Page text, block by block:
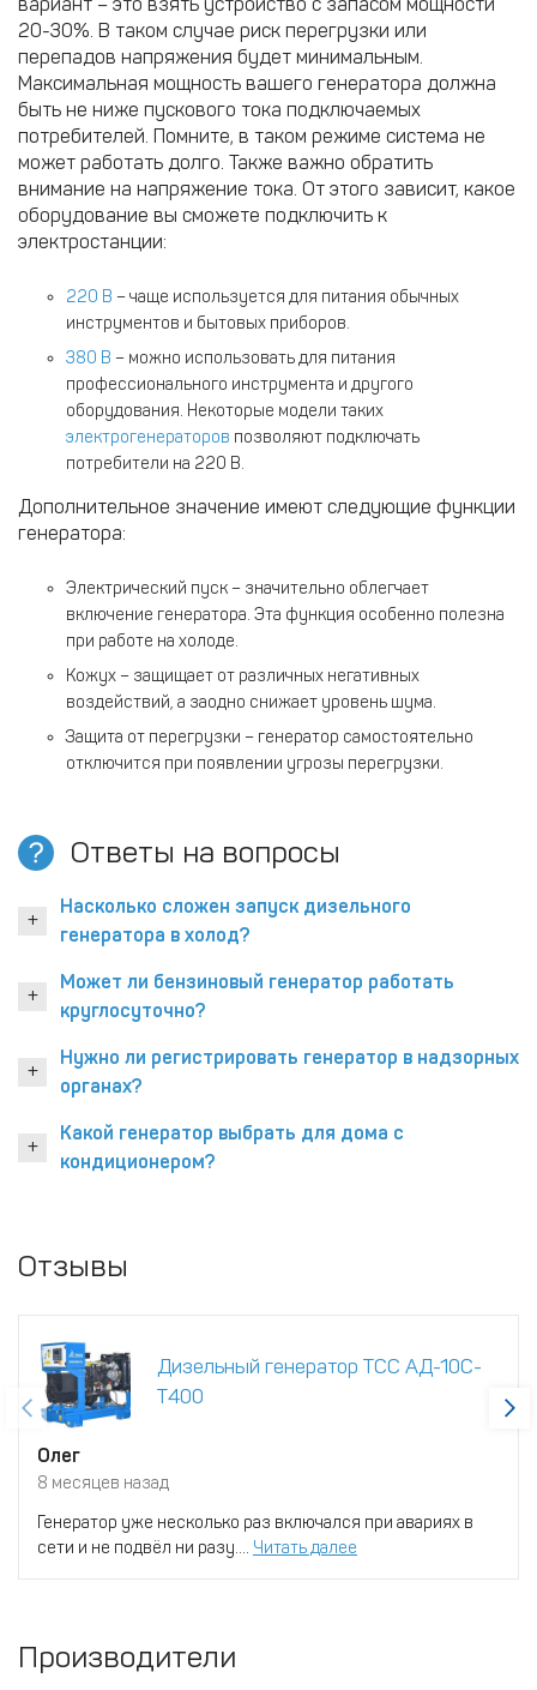
20-30%. В таком случае риск перегрузки или
перепадов напряжения будет минимальным.
Максимальная мощность вашего генератора должна
быть не ниже пускового тока подключаемых
потребителей. Помните, в таком режиме система не
может работать долго. Также важно обратить
внимание на напряжение тока. От этого зависит, какое
оборудование вы сможете подключить к
электростанции:
220 В – чаще используется для питания обычных
инструментов и бытовых приборов.
380 В – можно использовать для питания
профессионального инструмента и другого
оборудования. Некоторые модели таких
электрогенераторов позволяют подключать
потребители на 220 В.
Дополнительное значение имеют следующие функции
генератора:
Электрический пуск – значительно облегчает
включение генератора. Эта функция особенно полезна
при работе на холоде.
Кожух – защищает от различных негативных
воздействий, а заодно снижает уровень шума.
Защита от перегрузки – генератор самостоятельно
отключится при появлении угрозы перегрузки.
Ответы на вопросы
Насколько сложен запуск дизельного
генератора в холод?
Может ли бензиновый генератор работать
круглосуточно?
Нужно ли регистрировать генератор в надзорных
органах?
Какой генератор выбрать для дома с
кондиционером?
Отзывы
Дизельный генератор ТСС АД-10С-
Т400
Олег
8 месяцев назад
Генератор уже несколько раз включался при авариях в
сети и не подвёл ни разу.... Читать далее
Производители